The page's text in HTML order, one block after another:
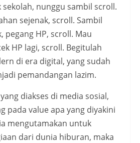
nunggu sambil scroll.
sejenak, scroll. Sambil
pegang HP, scroll. Mau
HP lagi, scroll. Begitulah
di era digital, yang sudah
pemandangan lazim.
diakses di media sosial,
pada value apa yang diyakini
mengutamakan untuk
dari dunia hiburan, maka